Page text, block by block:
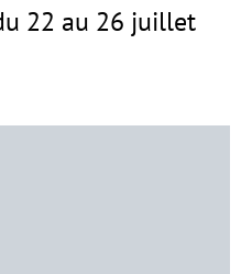
22 au 26 juillet